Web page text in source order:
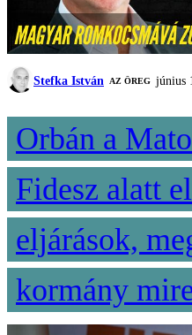
Stefka István AZ ÖREG június
Orbán a
Fidesz alatt
eljárások,
kormány